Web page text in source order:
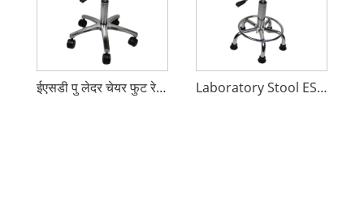
ईएसडी पु लेदर चेयर फुट रेस्ट Laboratory Stool ESD Chair